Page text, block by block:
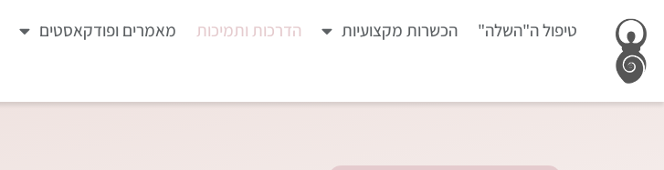
טיפול ה"השלה" הכשרות מקצועיות הדרכות ותמיכות מאמרים ופודקאסטים